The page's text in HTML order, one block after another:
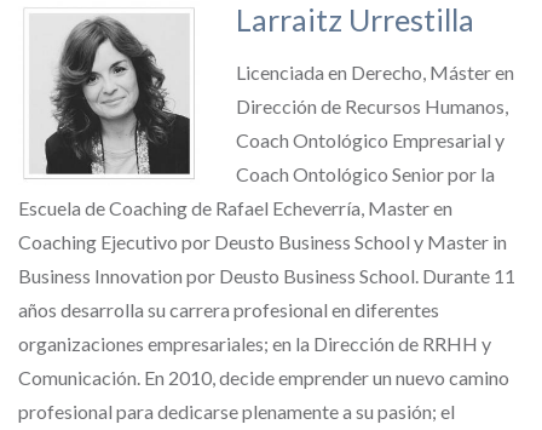
Larraitz Urrestilla
Licenciada en Derecho, Máster en
Dirección de Recursos Humanos,
Coach Ontológico Empresarial y
Coach Ontológico Senior por la
Escuela de Coaching de Rafael Echeverría, Master en
Coaching Ejecutivo por Deusto Business School y Master in
Business Innovation por Deusto Business School. Durante 11
años desarrolla su carrera profesional en diferentes
organizaciones empresariales; en la Dirección de RRHH y
Comunicación. En 2010, decide emprender un nuevo camino
profesional para dedicarse plenamente a su pasión; el